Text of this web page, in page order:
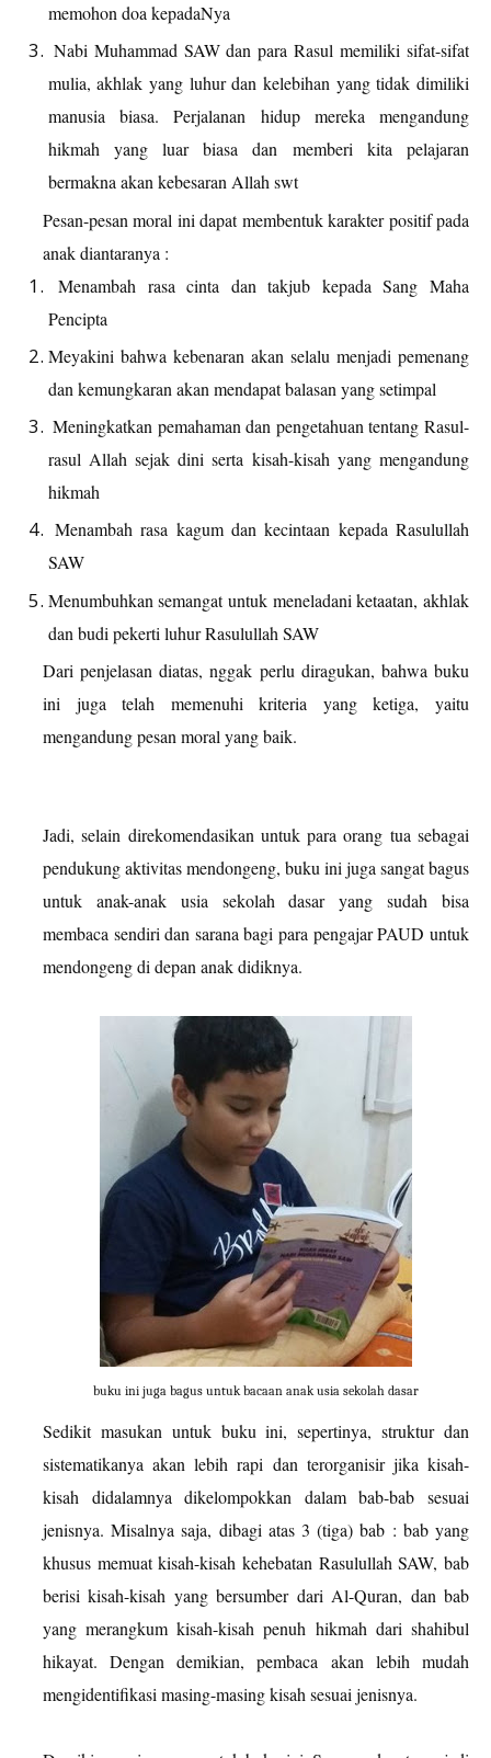
memohon doa kepadaNya
Nabi Muhammad SAW dan para Rasul memiliki sifat-sifat
mulia, akhlak yang luhur dan kelebihan yang tidak dimiliki
manusia biasa. Perjalanan hidup mereka mengandung
hikmah yang luar biasa dan memberi kita pelajaran
bermakna akan kebesaran Allah swt
Pesan-pesan moral ini dapat membentuk karakter positif pada
anak diantaranya :
Menambah rasa cinta dan takjub kepada Sang Maha
Pencipta
Meyakini bahwa kebenaran akan selalu menjadi pemenang
dan kemungkaran akan mendapat balasan yang setimpal
Meningkatkan pemahaman dan pengetahuan tentang Rasul-
rasul Allah sejak dini serta kisah-kisah yang mengandung
hikmah
Menambah rasa kagum dan kecintaan kepada Rasulullah
SAW
Menumbuhkan semangat untuk meneladani ketaatan, akhlak
dan budi pekerti luhur Rasulullah SAW
Dari penjelasan diatas, nggak perlu diragukan, bahwa buku
ini juga telah memenuhi kriteria yang ketiga, yaitu
mengandung pesan moral yang baik.
Jadi, selain direkomendasikan untuk para orang tua sebagai
pendukung aktivitas mendongeng, buku ini juga sangat bagus
untuk anak-anak usia sekolah dasar yang sudah bisa
membaca sendiri dan sarana bagi para pengajar PAUD untuk
mendongeng di depan anak didiknya.
buku ini juga bagus untuk bacaan anak usia sekolah dasar
Sedikit masukan untuk buku ini, sepertinya, struktur dan
sistematikanya akan lebih rapi dan terorganisir jika kisah-
kisah didalamnya dikelompokkan dalam bab-bab sesuai
jenisnya. Misalnya saja, dibagi atas 3 (tiga) bab : bab yang
khusus memuat kisah-kisah kehebatan Rasulullah SAW, bab
berisi kisah-kisah yang bersumber dari Al-Quran, dan bab
yang merangkum kisah-kisah penuh hikmah dari shahibul
hikayat.Dengan demikian, pembaca akan lebih mudah
mengidentifikasi masing-masing kisah sesuai jenisnya.